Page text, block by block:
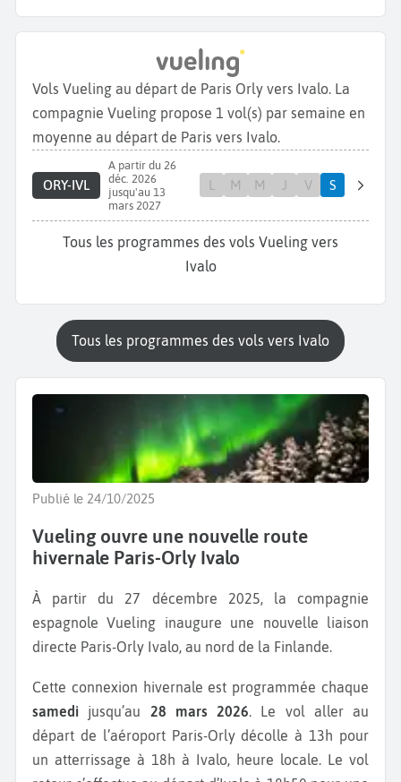
Vols Vueling au départ de Paris Orly vers Ivalo. La
compagnie Vueling propose 1 vol(s) par semaine en
moyenne au départ de Paris vers Ivalo.
ORY-IVL
A partir du 26
déc. 2026
jusqu'au 13
mars 2027
L M M J V S
Tous les programmes des vols Vueling vers
Ivalo
Tous les programmes des vols vers Ivalo
Publié le 24/10/2025
Vueling ouvre une nouvelle route
hivernale Paris-Orly Ivalo
À partir du 27 décembre 2025, la compagnie
espagnole Vueling inaugure une nouvelle liaison
directe Paris-Orly Ivalo, au nord de la Finlande.
Cette connexion hivernale est programmée chaque
samedi jusqu’au 28 mars 2026. Le vol aller au
départ de l’aéroport Paris-Orly décolle à 13h pour
un atterrissage à 18h à Ivalo, heure locale. Le vol